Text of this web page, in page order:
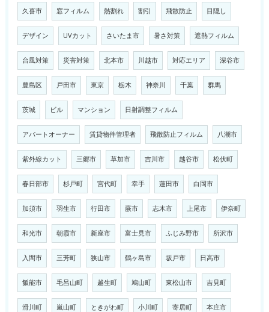
久喜市 窓フィルム 熱割れ 割引 飛散防止 目隠し
デザイン UVカット さいたま市 暑さ対策 遮熱フィルム
台風対策 災害対策 北本市 川越市 対応エリア 深谷市
豊島区 戸田市 東京 栃木 神奈川 千葉 群馬
茨城 ビル マンション 日射調整フィルム
アパートオーナー 賃貸物件管理者 飛散防止フィルム 八潮市
紫外線カット 三郷市 草加市 吉川市 越谷市 松伏町
春日部市 杉戸町 宮代町 幸手 蓮田市 白岡市
加須市 羽生市 行田市 蕨市 志木市 上尾市 伊奈町
和光市 朝霞市 新座市 富士見市 ふじみ野市 所沢市
入間市 三芳町 狭山市 鶴ヶ島市 坂戸市 日高市
飯能市 毛呂山町 越生町 鳩山町 東松山市 吉見町
滑川町 嵐山町 ときがわ町 小川町 寄居町 本庄市